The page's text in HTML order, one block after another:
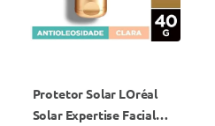
Protetor Solar LOréal
Solar Expertise Facial